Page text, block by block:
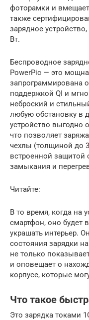
фоторамки и
также
зарядное
Вт.
Беспроводное
PowerPic — это
запрограммирована
поддержкой QI и
неброский и
любую обстановку в
устройство выгодно
что позволяет
чехлы (толщиной до
встроенной защитой
замыкания и
Читайте:
В то время, когда на
смартфон, оно будет
украшать интерьер.
состояния зарядки
не только
и оповещает о
корпусе, которые
Что такое
Это зарядка токами